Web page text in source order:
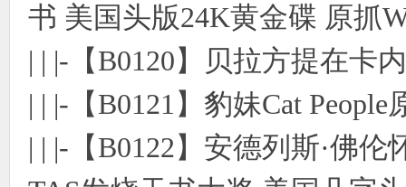
书 美国头版24K黄金碟 原抓
| | |-【B0120】贝拉方提在卡
| | |-【B0121】豹妹Cat
| | |-【B0122】安德列斯·佛伦